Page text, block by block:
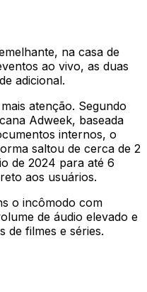
na casa de
ao vivo, as duas
adicional.
atenção. Segundo
Adweek, baseada
internos, o
saltou de cerca de 2
de 2024 para até 6
aos usuários.
o incômodo com
de áudio elevado e
de filmes e séries.